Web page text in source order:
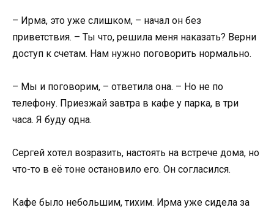
– Ирма, это уже слишком, – начал он без
приветствия. – Ты что, решила меня наказать? Верни
доступ к счетам. Нам нужно поговорить нормально.
– Мы и поговорим, – ответила она. – Но не по
телефону. Приезжай завтра в кафе у парка, в три
часа. Я буду одна.
Сергей хотел возразить, настоять на встрече дома, но
что-то в её тоне остановило его. Он согласился.
Кафе было небольшим, тихим. Ирма уже сидела за